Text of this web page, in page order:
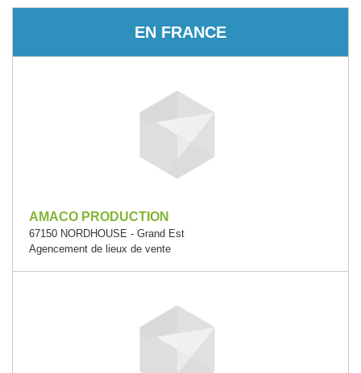
EN FRANCE
AMACO PRODUCTION
67150 NORDHOUSE - Grand Est
Agencement de lieux de vente